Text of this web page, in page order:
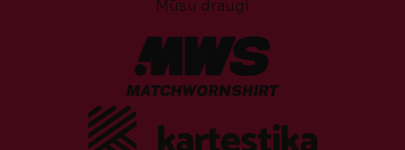
Mūsu draugi